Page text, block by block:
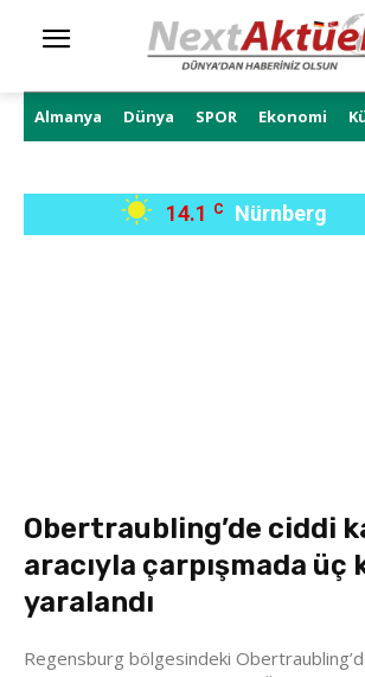
Almanya Dünya SPOR Ekonomi
14.1 C Nürnberg
Obertraubling’de ciddi
aracıyla çarpışmada üç
yaralandı
Regensburg bölgesindeki